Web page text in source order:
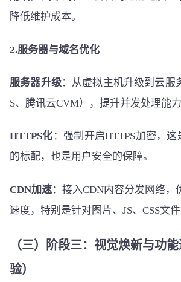
降低维护成本。
2.服务器与域名优化
服务器升级：从虚拟主机升级到云服
S、腾讯云CVM），提升并发处理能力
HTTPS化 ：强制开启HTTPS加密，
的标配，也是用户安全的保障。
CDN加速：接入CDN内容分发网络，
速度，特别是针对图片、JS、CSS文件
（三）阶段三：视觉焕新与功
验）